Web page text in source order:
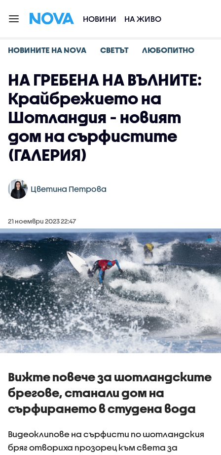
НОВИНИ НА ЖИВО
НОВИНИТЕ НА NOVA СВЕТЪТ ЛЮБОПИТНО
НА ГРЕБЕНА НА ВЪЛНИТЕ:
Крайбрежието на
Шотландия - новият
дом на сърфистите
(ГАЛЕРИЯ)
Цветина Петрова
21 ноември 2023 22:47
Вижте повече за шотландските
брегове, станали дом на
сърфирането в студена вода
Видеоклипове на сърфисти по шотландския
бряг отвориха прозорец към света за